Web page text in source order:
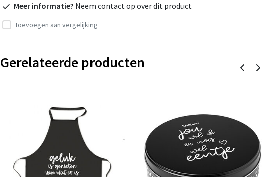
Meer informatie? Neem contact op over dit product
Toevoegen aan vergelijking
Gerelateerde producten